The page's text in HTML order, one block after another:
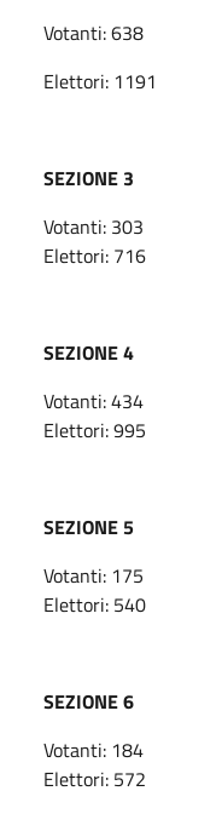
Votanti: 638
Elettori: 1191
SEZIONE 3
Votanti: 303
Elettori: 716
SEZIONE 4
Votanti: 434
Elettori: 995
SEZIONE 5
Votanti: 175
Elettori: 540
SEZIONE 6
Votanti: 184
Elettori: 572